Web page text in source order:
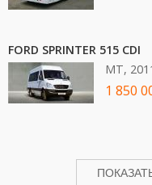
FORD SPRINTER 515 CDI
MT,
1 850